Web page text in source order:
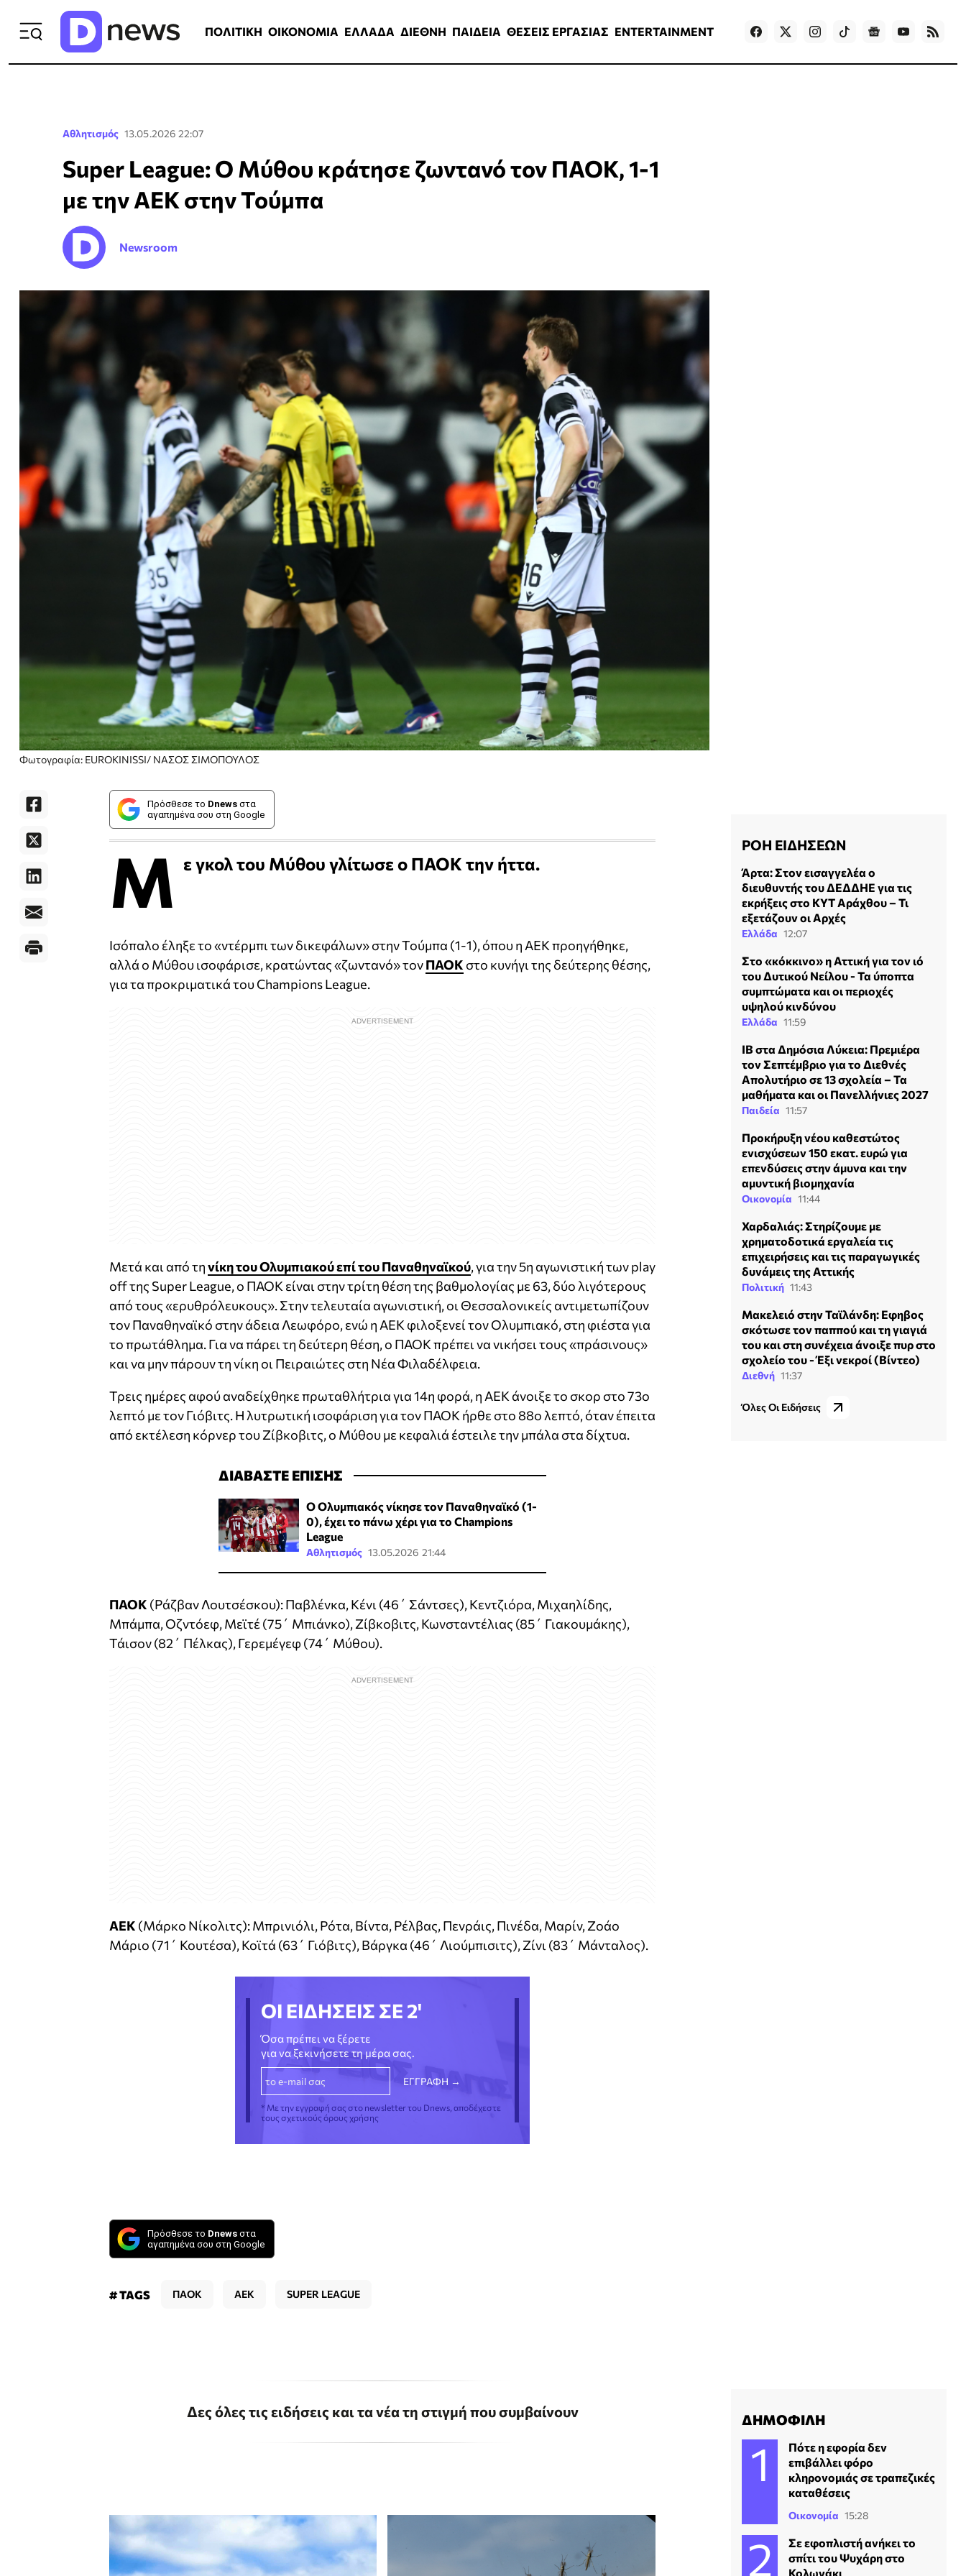
ΠΟΛΙΤΙΚΗ ΟΙΚΟΝΟΜΙΑ ΕΛΛΑΔΑ ΔΙΕΘΝΗ ΠΑΙΔΕΙΑ ΘΕΣΕΙΣ ΕΡΓΑΣΙΑΣ ENTERTAINMENT Games
Αθλητισμός 13.05.2026 22:07
Super League: Ο Μύθου κράτησε ζωντανό τον ΠΑΟΚ, 1-1
με την ΑΕΚ στην Τούμπα
Newsroom
Φωτογραφία: EUROKINISSI/ ΝΑΣΟΣ ΣΙΜΟΠΟΥΛΟΣ
Πρόσθεσε το Dnews στα
αγαπημένα σου στη Google
Μ ε γκολ του Μύθου γλίτωσε ο ΠΑΟΚ την ήττα.
Ισόπαλο έληξε το «ντέρμπι των δικεφάλων» στην Τούμπα (1-1), όπου η ΑΕΚ προηγήθηκε,
αλλά ο Μύθου ισοφάρισε, κρατώντας «ζωντανό» τονΠΑΟΚ στο κυνήγι της δεύτερης θέσης,
για τα προκριματικά του Champions League.
Μετά και από τηνίκη του Ολυμπιακού επί του Παναθηναϊκού, για την 5η αγωνιστική των play
off της Super League, ο ΠΑΟΚ είναι στην τρίτη θέση της βαθμολογίας με 63, δύο λιγότερους
από τους «ερυθρόλευκους». Στην τελευταία αγωνιστική, οι Θεσσαλονικείς αντιμετωπίζουν
τον Παναθηναϊκό στην άδεια Λεωφόρο, ενώ η ΑΕΚ φιλοξενεί τον Ολυμπιακό, στη φιέστα για
το πρωτάθλημα. Για να πάρει τη δεύτερη θέση, ο ΠΑΟΚ πρέπει να νικήσει τους «πράσινους»
και να μην πάρουν τη νίκη οι Πειραιώτες στη Νέα Φιλαδέλφεια.
Τρεις ημέρες αφού αναδείχθηκε πρωταθλήτρια για 14η φορά, η ΑΕΚ άνοιξε το σκορ στο 73ο
λεπτό με τον Γιόβιτς. Η λυτρωτική ισοφάριση για τον ΠΑΟΚ ήρθε στο 88ο λεπτό, όταν έπειτα
από εκτέλεση κόρνερ του Ζίβκοβιτς, ο Μύθου με κεφαλιά έστειλε την μπάλα στα δίχτυα.
ΔΙΑΒΑΣΤΕ ΕΠΙΣΗΣ
Ο Ολυμπιακός νίκησε τον Παναθηναϊκό (1-
0), έχει το πάνω χέρι για το Champions
League
Αθλητισμός 13.05.2026 21:44
ΠΑΟΚ (Ράζβαν Λουτσέσκου): Παβλένκα, Κένι (46΄ Σάντσες), Κεντζιόρα, Μιχαηλίδης,
Μπάμπα, Οζντόεφ, Μεϊτέ (75΄ Μπιάνκο), Ζίβκοβιτς, Κωνσταντέλιας (85΄ Γιακουμάκης),
Τάισον (82΄ Πέλκας), Γερεμέγεφ (74΄ Μύθου).
ΑΕΚ (Μάρκο Νίκολιτς): Μπρινιόλι, Ρότα, Βίντα, Ρέλβας, Πενράις, Πινέδα, Μαρίν, Ζοάο
Μάριο (71΄ Κουτέσα), Κοϊτά (63΄ Γιόβιτς), Βάργκα (46΄ Λιούμπισιτς), Ζίνι (83΄ Μάνταλος).
ΟΙ ΕΙΔΗΣΕΙΣ ΣΕ 2'
Όσα πρέπει να ξέρετε
για να ξεκινήσετε τη μέρα σας.
* Με την εγγραφή σας στο newsletter του Dnews, αποδέχεστε
τους σχετικούς όρους χρήσης
Πρόσθεσε το Dnews στα
αγαπημένα σου στη Google
# TAGS ΠΑΟΚ ΑΕΚ SUPER LEAGUE
Δες όλες τις ειδήσεις και τα νέα τη στιγμή που συμβαίνουν
ΡΟΗ ΕΙΔΗΣΕΩΝ
Άρτα: Στον εισαγγελέα ο
διευθυντής του ΔΕΔΔΗΕ για τις
εκρήξεις στο ΚΥΤ Αράχθου – Τι
εξετάζουν οι Αρχές
Ελλάδα 12:07
Στο «κόκκινο» η Αττική για τον ιό
του Δυτικού Νείλου - Τα ύποπτα
συμπτώματα και οι περιοχές
υψηλού κινδύνου
Ελλάδα 11:59
IB στα Δημόσια Λύκεια: Πρεμιέρα
τον Σεπτέμβριο για το Διεθνές
Απολυτήριο σε 13 σχολεία – Τα
μαθήματα και οι Πανελλήνιες 2027
Παιδεία 11:57
Προκήρυξη νέου καθεστώτος
ενισχύσεων 150 εκατ. ευρώ για
επενδύσεις στην άμυνα και την
αμυντική βιομηχανία
Οικονομία 11:44
Χαρδαλιάς: Στηρίζουμε με
χρηματοδοτικά εργαλεία τις
επιχειρήσεις και τις παραγωγικές
δυνάμεις της Αττικής
Πολιτική 11:43
Μακελειό στην Ταϊλάνδη: Εφηβος
σκότωσε τον παππού και τη γιαγιά
του και στη συνέχεια άνοιξε πυρ στο
σχολείο του - Έξι νεκροί (Βίντεο)
Διεθνή 11:37
Όλες Οι Ειδήσεις
ΔΗΜΟΦΙΛΗ
Πότε η εφορία δεν
επιβάλλει φόρο
κληρονομιάς σε τραπεζικές
καταθέσεις
Οικονομία 15:28
Σε εφοπλιστή ανήκει το
σπίτι του Ψυχάρη στο
Κολωνάκι